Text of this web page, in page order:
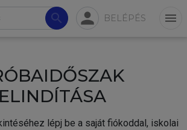
search person BELÉPÉS menu
ELINDÍTÁSA
lépj be a saját fiókoddal, iskolai